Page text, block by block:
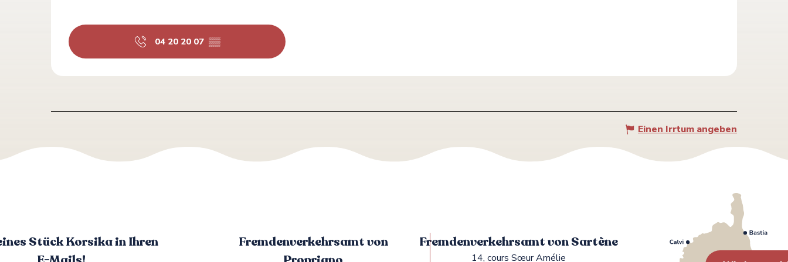
04 20 20 07 ▒▒
Einen Irrtum angeben
Stück Korsika in Ihren
Fremdenverkehrsamt von
Fremdenverkehrsamt von Sartène
14, cours Sœur Amélie